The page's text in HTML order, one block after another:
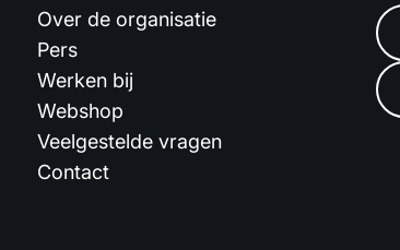
Over de organisatie
Pers
Werken bij
Webshop
Veelgestelde vragen
Contact